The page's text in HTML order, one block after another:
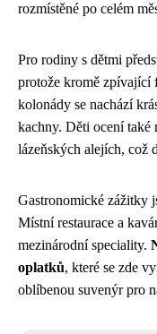
rozmístěné po celém
Pro rodiny s dětmi
protože kromě zpívající
kolonády se nachází
kachny. Děti ocení
lázeňských alejích, což
Gastronomické zážitky
Místní restaurace a
mezinárodní speciality.
oplatků, které se zde
oblíbenou suvenýr pro